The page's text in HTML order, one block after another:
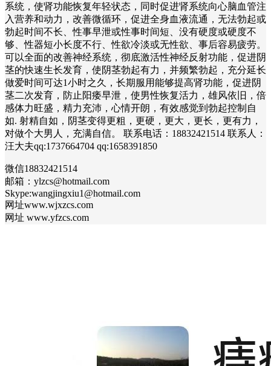
系统，使肾功能恢复年轻状态，同时促进肾系统向心脑血管注
入营养和动力，改善微循环，促进全身血液流通，无法勃起或
勃起时间不长、性事早泄或性事时间短、没有硬度或硬度不
够、性器短小长度不行、性欲冷淡或无性欲、事后容易疲劳。
可以全面的改善神经系统，彻底激活性神经反射功能，促进阴
茎的快速生长发育，使阴茎勃起有力，并频繁勃起，充分延长
做爱时间可达1小时之久，长期服用能够提高肾功能，促进阴
茎二次发育，防止阳痿早泄，使男性恢复活力，雄风依旧，倍
感体力旺盛，精力充沛，心情开朗，有效感觉到勃起控制自
如. 射精自如，阴茎变得更粗，更硬，更大，更长，更有力，
对做个大男人，充满自信。 联系电话：18832421514 联系人：
汪大夫qq:1737664704 qq:1658391850
微信18832421514
邮箱：ylzcs@hotmail.com
Skype:wangjingxiu1@hotmail.com
网址www.wjxzcs.com
网址 www.yfzcs.com